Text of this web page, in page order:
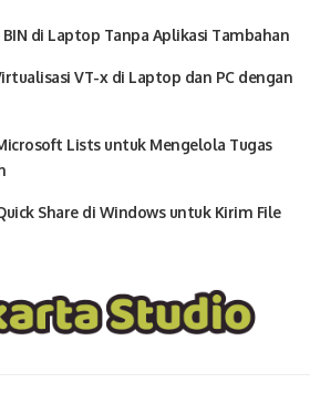
BIN di Laptop Tanpa Aplikasi Tambahan
VT-x di Laptop dan PC dengan
Lists untuk Mengelola Tugas
Share di Windows untuk Kirim File